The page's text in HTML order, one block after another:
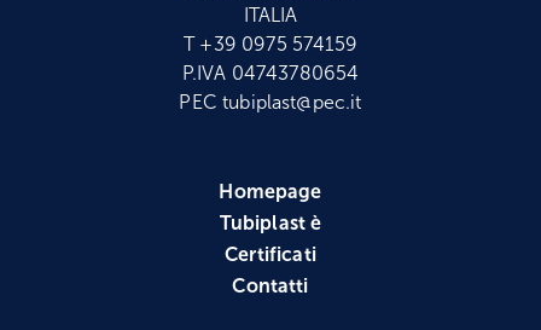
ITALIA
T +39 0975 574159
P.IVA 04743780654
PEC tubiplast@pec.it
Homepage
Tubiplast è
Certificati
Contatti